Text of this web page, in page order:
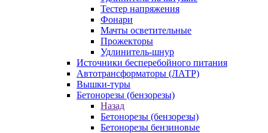
Тестер напряжения
Фонари
Мачты осветительные
Прожекторы
Удлинитель-шнур
Источники бесперебойного питания
Автотрансформаторы (ЛАТР)
Вышки-туры
Бетонорезы (бензорезы)
Назад
Бетонорезы (бензорезы)
Бетонорезы бензиновые